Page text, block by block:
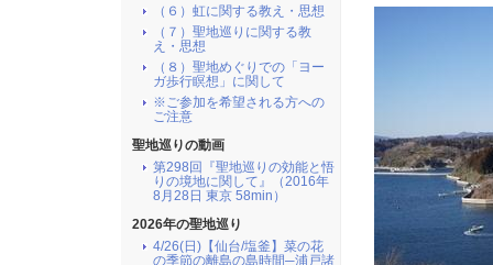
（６）虹に関する教え・思想
（７）聖地巡りに関する教
え・思想
（８）聖地めぐりでの「ヨー
ガ歩行瞑想」に関して
※ご参加を希望される方への
ご注意
聖地巡りの動画
第298回『聖地巡りの効能と悟
りの境地に関して』（2016年
8月28日 東京 58min）
2026年の聖地巡り
4/26(日)【仙台/塩釜】菜の花
の季節の離島の島時間─浦戸諸